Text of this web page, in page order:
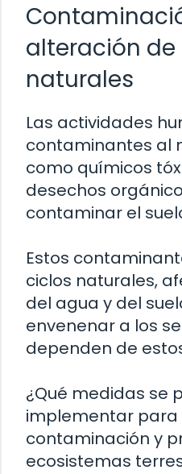
alteración de
naturales
Las actividades
contaminantes al
como químicos
desechos
contaminar el
Estos
ciclos naturales,
del agua y del
envenenar a los
dependen de
¿Qué medidas se
implementar para
contaminación y
ecosistemas